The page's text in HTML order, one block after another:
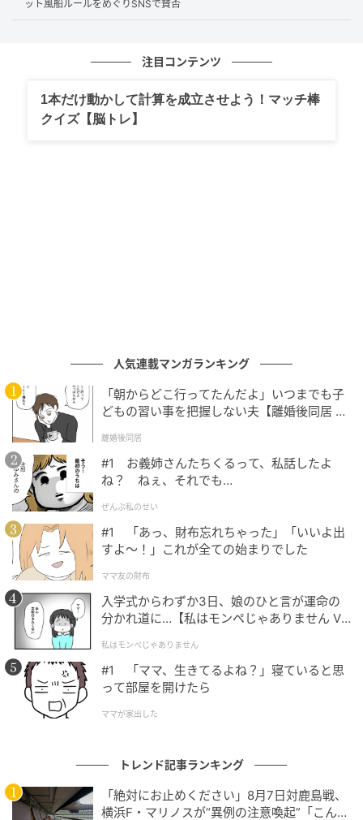
「興味がない」と言ったら「損している」と言われ
職場の人たちがサッカーの話題ばかりで嫌。
ないしな…。
わざわざ言う必要ないのでは？
一方で、「興味がない」と発信すること自体に疑問を
感じる人もいるようです。
自分の心の中だけに留めておけばいいのに。
いちいち「興味がない」って言わないで。
興味がないならスルーして！
わざわざ興味がないことを言わなくてもいい。
興味がないことではなくて、好きなことについて発
信すればいいのに。
また、ワールドカップを楽しみにしている人の気持ち
を考えてほしいという声もあります。
4年に一度しかないのだから我慢してほしい。
ワールドカップを楽しみにしている人もいる。
一人が「興味がない」って言うと、周りも同調して
くる。
ット風船ルールをめぐりSNSで賛否
注目コンテンツ
1本だけ動かして計算を成立させよう！マッチ棒
クイズ【脳トレ】
人気連載マンガランキング
「朝からどこ行ってたんだよ」いつまでも子
どもの習い事を把握しない夫【離婚後同居 Vo
離婚後同居
#1 お義姉さんたちくるって、私話したよ
ね？ ねぇ、それでも…
ぜんぶ私のせい
#1 「あっ、財布忘れちゃった」「いいよ出
すよ〜！」これが全ての始まりでした
ママ友の財布
入学式からわずか3日、娘のひと言が運命の
分かれ道に…【私はモンペじゃありません Vo
私はモンペじゃありません
#1 「ママ、生きてるよね？」寝ていると思
って部屋を開けたら
ママが家出した
トレンド記事ランキング
「絶対にお止めください」8月7日対鹿島戦、
横浜F・マリノスが“異例の注意喚起”「こんな